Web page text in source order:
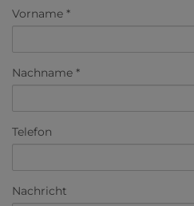
Vorname
Nachname
Telefon
Nachricht